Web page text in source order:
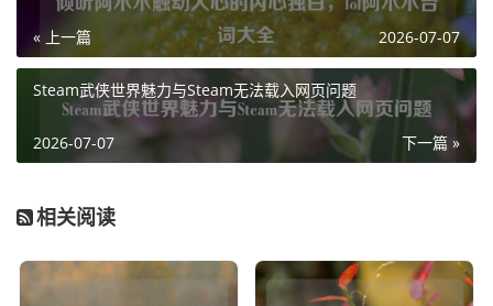
这种类似“电疗”的体验，一些动作类游戏中，高难度的关卡
设置，玩家需要反复尝试、精准操作才能过关，每一次失败
与成功之间的巨大落差，就像电流在身体中穿梭，既刺激又
令人兴奋，还有恐怖类游戏，通过阴森的环境、突然出现的
惊悚元素，让玩家的神经时刻紧绷，如同接受了一场心灵的
“电疗”洗礼，体验到强烈的紧张感与恐惧情绪。
这种将“电疗”与游戏相结合的现象，反映了玩家对于游戏深
渴望挑战自我，从那些具有刺激性的游戏内容中获得独特的
情感体验。“steam”平台作为游戏的宝库，不断涌现出能带给
« 上一篇 2026-07-07
Steam武侠世界魅力与Steam无法载入网页问题
下一篇 »
2026-07-07
相关阅读